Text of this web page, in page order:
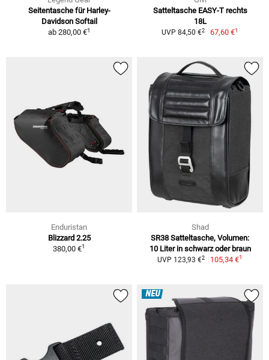
Seitentasche für Harley-
Davidson Softail
ab 280,00 €1
Satteltasche EASY-T rechts
18L
UVP 84,50 €2 67,60 €1
Enduristan
Blizzard 2.25
380,00 €1
Shad
SR38 Satteltasche, Volumen:
10 Liter in schwarz oder braun
UVP 123,93 €2 105,34 €1
NEU